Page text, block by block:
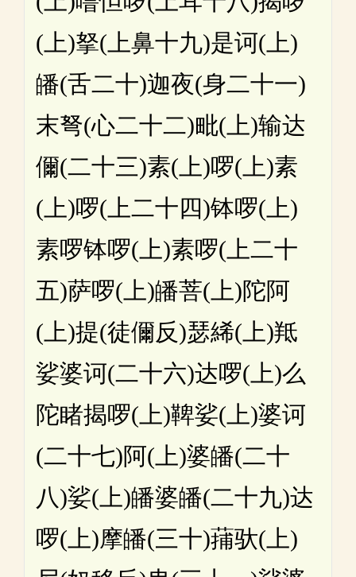
(上)拏(上鼻十九)是诃(上)
皤(舌二十)迦夜(身二十一)
末弩(心二十二)毗(上)输达
儞(二十三)素(上)啰(上)素
(上)啰(上二十四)钵啰(上)
素啰钵啰(上)素啰(上二十
五)萨啰(上)皤菩(上)陀阿
(上)提(徒儞反)瑟絺(上)羝
娑婆诃(二十六)达啰(上)么
陀睹揭啰(上)鞞娑(上)婆诃
(二十七)阿(上)婆皤(二十
八)娑(上)皤婆皤(二十九)达
啰(上)摩皤(三十)蒱驮(上)